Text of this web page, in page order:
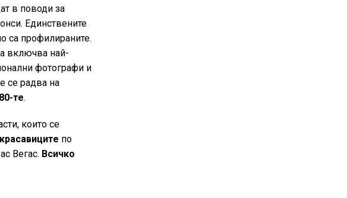
в поводи за
Единствените
са профилираните.
включва най-
фотографи и
се радва на
те.
които се
красавиците по
Вегас. Всичко